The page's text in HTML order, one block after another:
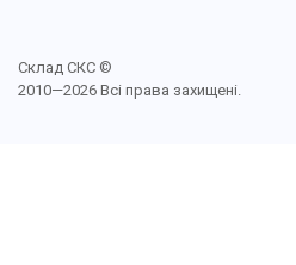
Склад СКС ©
2010—2026 Всі права захищені.